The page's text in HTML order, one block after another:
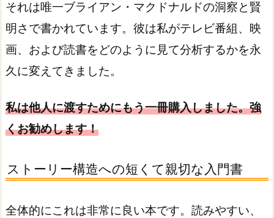
それは唯一ブライアン・マクドナルドの洞察と賢
明さで書かれています。彼は私がテレビ番組、映
画、および読書をどのように見て分析するかを永
久に変えてきました。
私は他人に渡すためにもう一冊購入しました。強
くお勧めします！
ストーリー構造への短くて親切な入門書
全体的にこれは非常に良い本です。読みやすい、